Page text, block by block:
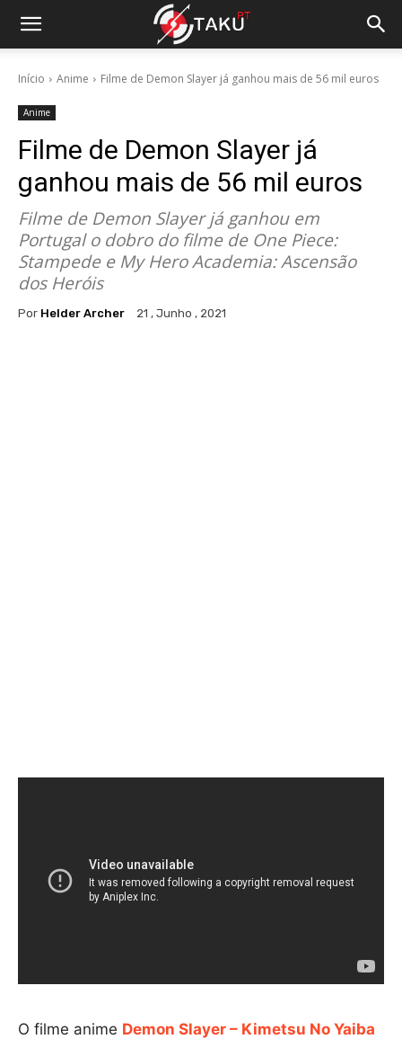
Início Anime Filme de Demon Slayer já ganhou mais de 56 mil euros
Anime
Filme de Demon Slayer já
ganhou mais de 56 mil euros
Filme de Demon Slayer já ganhou em
Portugal o dobro do filme de One Piece:
Stampede e My Hero Academia: Ascensão
dos Heróis
Por Helder Archer 21 , Junho , 2021
O filme anime Demon Slayer – Kimetsu No Yaiba